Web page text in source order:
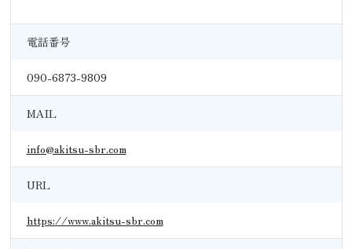
電話番号
090-6873-9809
MAIL
info@akitsu-sbr.com
URL
https://www.akitsu-sbr.com